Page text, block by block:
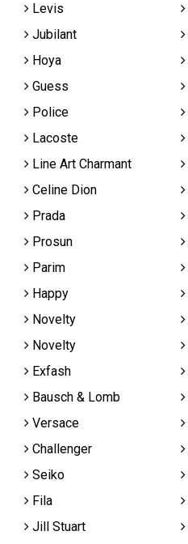
Levis
Jubilant
Hoya
Guess
Police
Lacoste
Line Art Charmant
Celine Dion
Prada
Prosun
Parim
Happy
Novelty
Novelty
Exfash
Bausch & Lomb
Versace
Challenger
Seiko
Fila
Jill Stuart